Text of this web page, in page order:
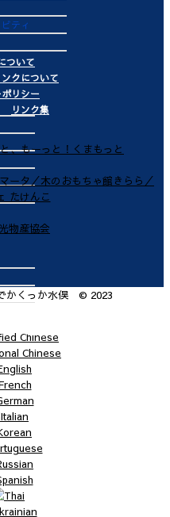
ティ
イク
浮桟
ついて
クについて
リシー
リンク集
かくっか水俣 © 2023